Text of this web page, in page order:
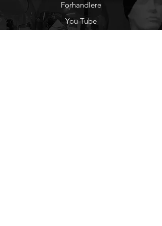
størrelsesmerking
Størrelser fra XS til 5XL
Forhandlere
You Tube